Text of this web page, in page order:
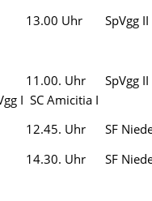
Uhr SpVgg II –
Uhr SpVgg II –
I SC Amicitia I
Uhr SF
Uhr SF